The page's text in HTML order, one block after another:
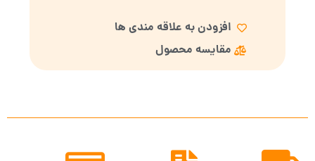
افزودن به علاقه مندی ها
مقایسه محصول